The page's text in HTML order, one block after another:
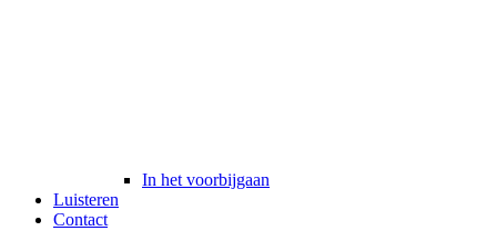
In het voorbijgaan
Luisteren
Contact